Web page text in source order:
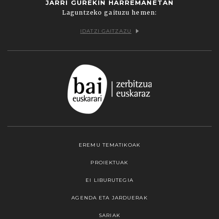
JARRI GUREKIN HARREMANETAN
Laguntzeko gaituzu hemen:
IDATZI GAITZAZU
EREMU TEMATIKOAK
PROIEKTUAK
EI LIBURUTEGIA
AGENDA ETA JARDUERAK
SARIAK